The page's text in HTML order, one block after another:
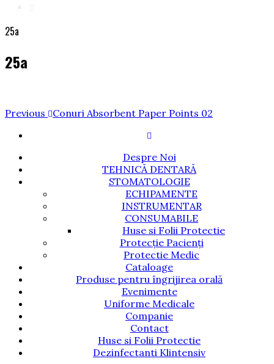
25a
25a
Navigare
articole
Previous
Previous Conuri Absorbent Paper Points 02
Despre Noi
TEHNICĂ DENTARĂ
STOMATOLOGIE
ECHIPAMENTE
INSTRUMENTAR
CONSUMABILE
Huse si Folii Protectie
Protecție Pacienți
Protectie Medic
Cataloage
Produse pentru îngrijirea orală
Evenimente
Uniforme Medicale
Companie
Contact
Huse si Folii Protectie
Dezinfectanti Klintensiv